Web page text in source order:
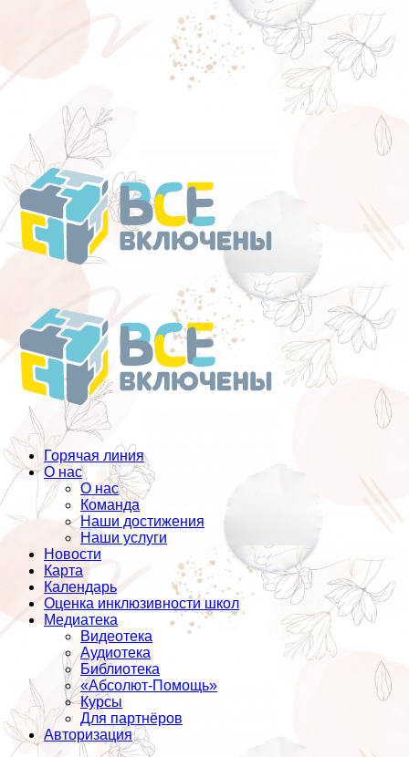
Перейти
к
содержанию
Горячая линия
О нас
О нас
Команда
Наши достижения
Наши услуги
Новости
Карта
Календарь
Оценка инклюзивности школ
Медиатека
Видеотека
Аудиотека
Библиотека
«Абсолют-Помощь»
Курсы
Для партнёров
Авторизация